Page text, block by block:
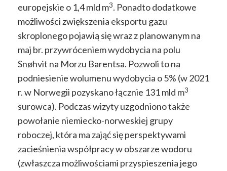
europejskie o 1,4 mld m3. Ponadto dodatkowe
możliwości zwiększenia eksportu gazu
skroplonego pojawią się wraz z planowanym na
maj br. przywróceniem wydobycia na polu
Snøhvit na Morzu Barentsa. Pozwoli to na
podniesienie wolumenu wydobycia o 5% (w 2021
r. w Norwegii pozyskano łącznie 131 mld m3
surowca). Podczas wizyty uzgodniono także
powołanie niemiecko-norweskiej grupy
roboczej, która ma zająć się perspektywami
zacieśnienia współpracy w obszarze wodoru
(zwłaszcza możliwościami przyspieszenia jego